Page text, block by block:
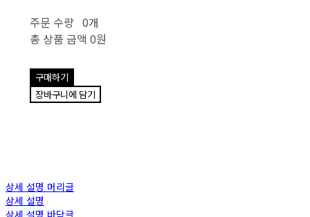
주문 수량 0개
총 상품 금액 0원
구매하기
장바구니에 담기
상세 설명 머리글
상세 설명